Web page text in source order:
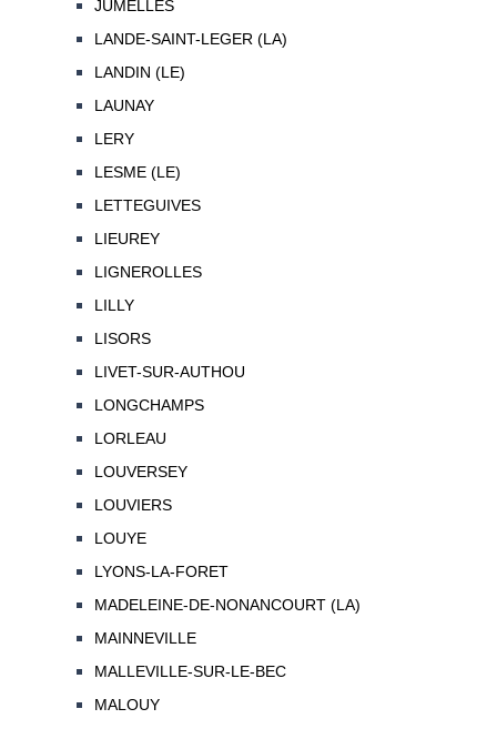
JUMELLES
LANDE-SAINT-LEGER (LA)
LANDIN (LE)
LAUNAY
LERY
LESME (LE)
LETTEGUIVES
LIEUREY
LIGNEROLLES
LILLY
LISORS
LIVET-SUR-AUTHOU
LONGCHAMPS
LORLEAU
LOUVERSEY
LOUVIERS
LOUYE
LYONS-LA-FORET
MADELEINE-DE-NONANCOURT (LA)
MAINNEVILLE
MALLEVILLE-SUR-LE-BEC
MALOUY